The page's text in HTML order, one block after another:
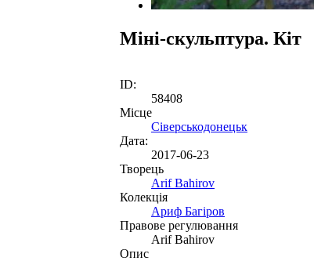
Міні-скульптура. Кіт
ID:
58408
Місце
Сіверськодонецьк
Дата:
2017-06-23
Творець
Arif Bahirov
Колекція
Ариф Багіров
Правове регулювання
Arif Bahirov
Опис